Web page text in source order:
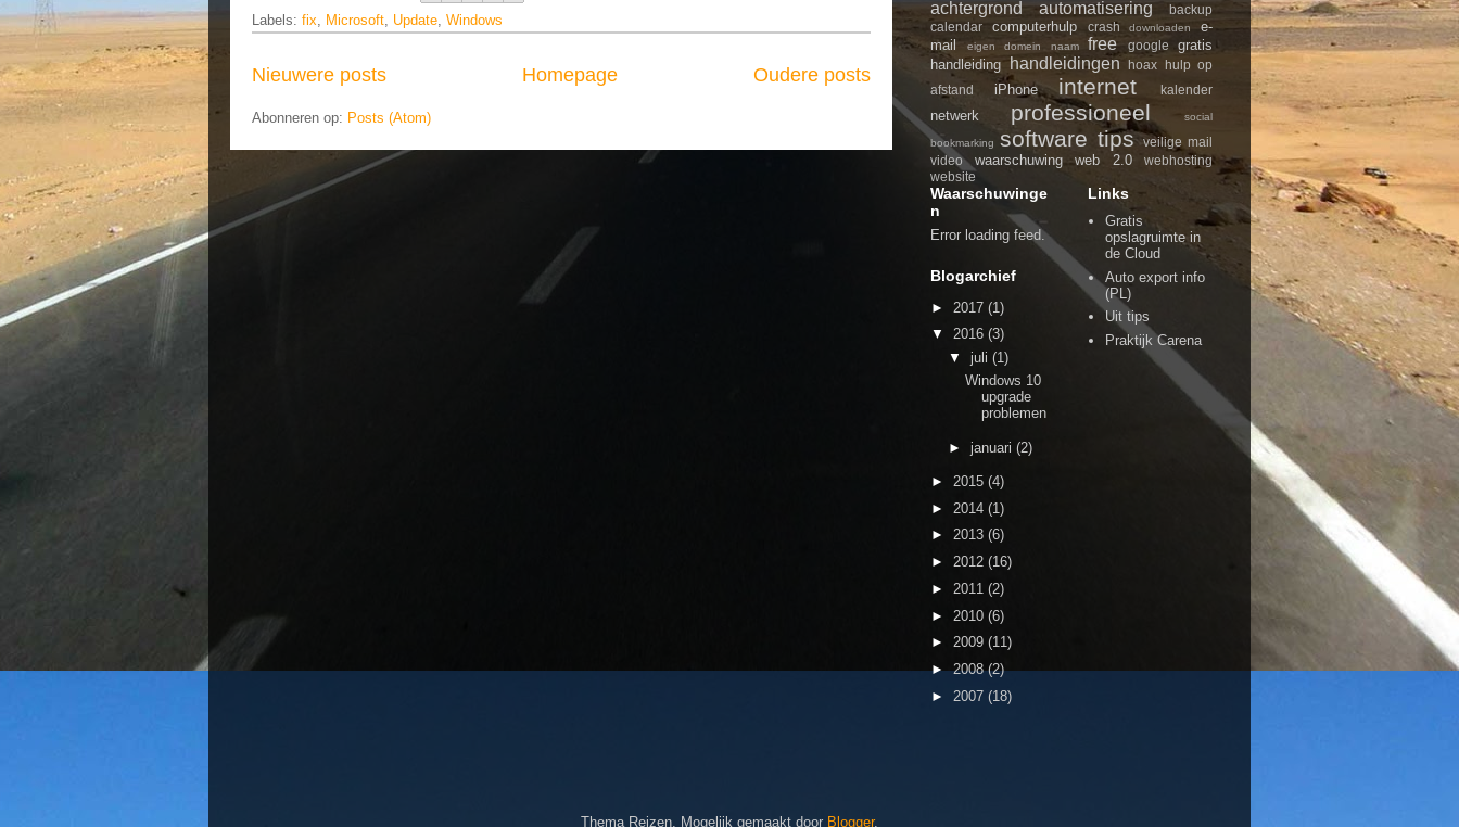
Labels: fix, Microsoft, Update, Windows
Nieuwere posts Oudere posts
Homepage
Abonneren op: Posts (Atom)
achtergrond automatisering
backup
calendar
computerhulp crash downloaden
e-
mail
eigen domein naam free google
gratis
handleiding handleidingen hoax hulp op
afstand
iPhone internet kalender
netwerk professioneel social
bookmarking software tips
veilige mail
video
waarschuwing web 2.0
webhosting
website
Waarschuwinge
n
Error loading feed.
Blogarchief
► 2017 (1)
▼ 2016 (3)
▼ juli (1)
Windows 10
upgrade
problemen
► januari (2)
► 2015 (4)
► 2014 (1)
► 2013 (6)
► 2012 (16)
► 2011 (2)
► 2010 (6)
► 2009 (11)
►2008(2)
► 2007 (18)
Links
Gratis
opslagruimte in
de Cloud
Auto export info
(PL)
Uit tips
Praktijk Carena
Thema Reizen. Mogelijk gemaakt door Blogger.